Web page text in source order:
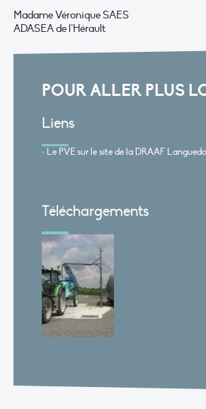
Madame Véronique SAES
ADASEA de l’Hérault
POUR ALLER PLUS
Liens
Le PVE sur le site de la DRAAF
Téléchargements